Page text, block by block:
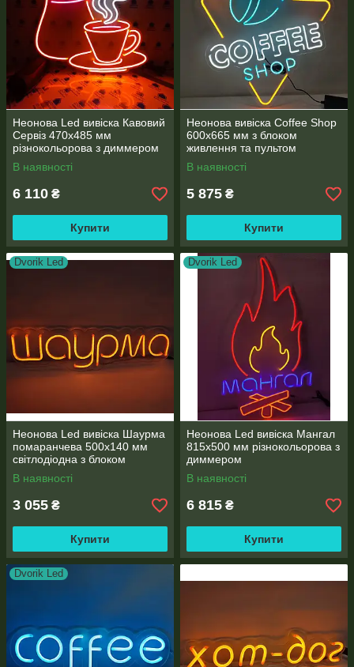
Неонова Led вивіска Кавовий
Сервіз 470х485 мм
різнокольорова з диммером
(Горнятко кави та турка)
В наявності
6 110 ₴
Купити
Неонова вивіска Coffee Shop
600х665 мм з блоком
живлення та пультом
В наявності
5 875 ₴
Купити
Dvorik Led
Неонова Led вивіска Шаурма
помаранчева 500х140 мм
світлодіодна з блоком
живлення та пультом
В наявності
3 055 ₴
Купити
Dvorik Led
Неонова Led вивіска Мангал
815х500 мм різнокольорова з
диммером
В наявності
6 815 ₴
Купити
Dvorik Led